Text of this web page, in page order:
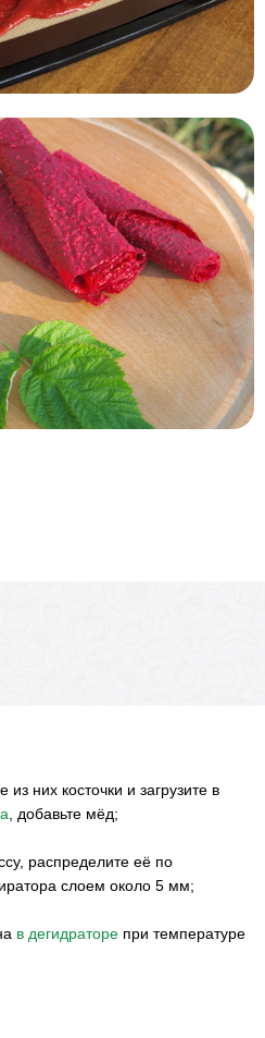
них косточки и загрузите в
, добавьте мёд;
распределите её по
слоем около 5 мм;
в дегидраторе при температуре